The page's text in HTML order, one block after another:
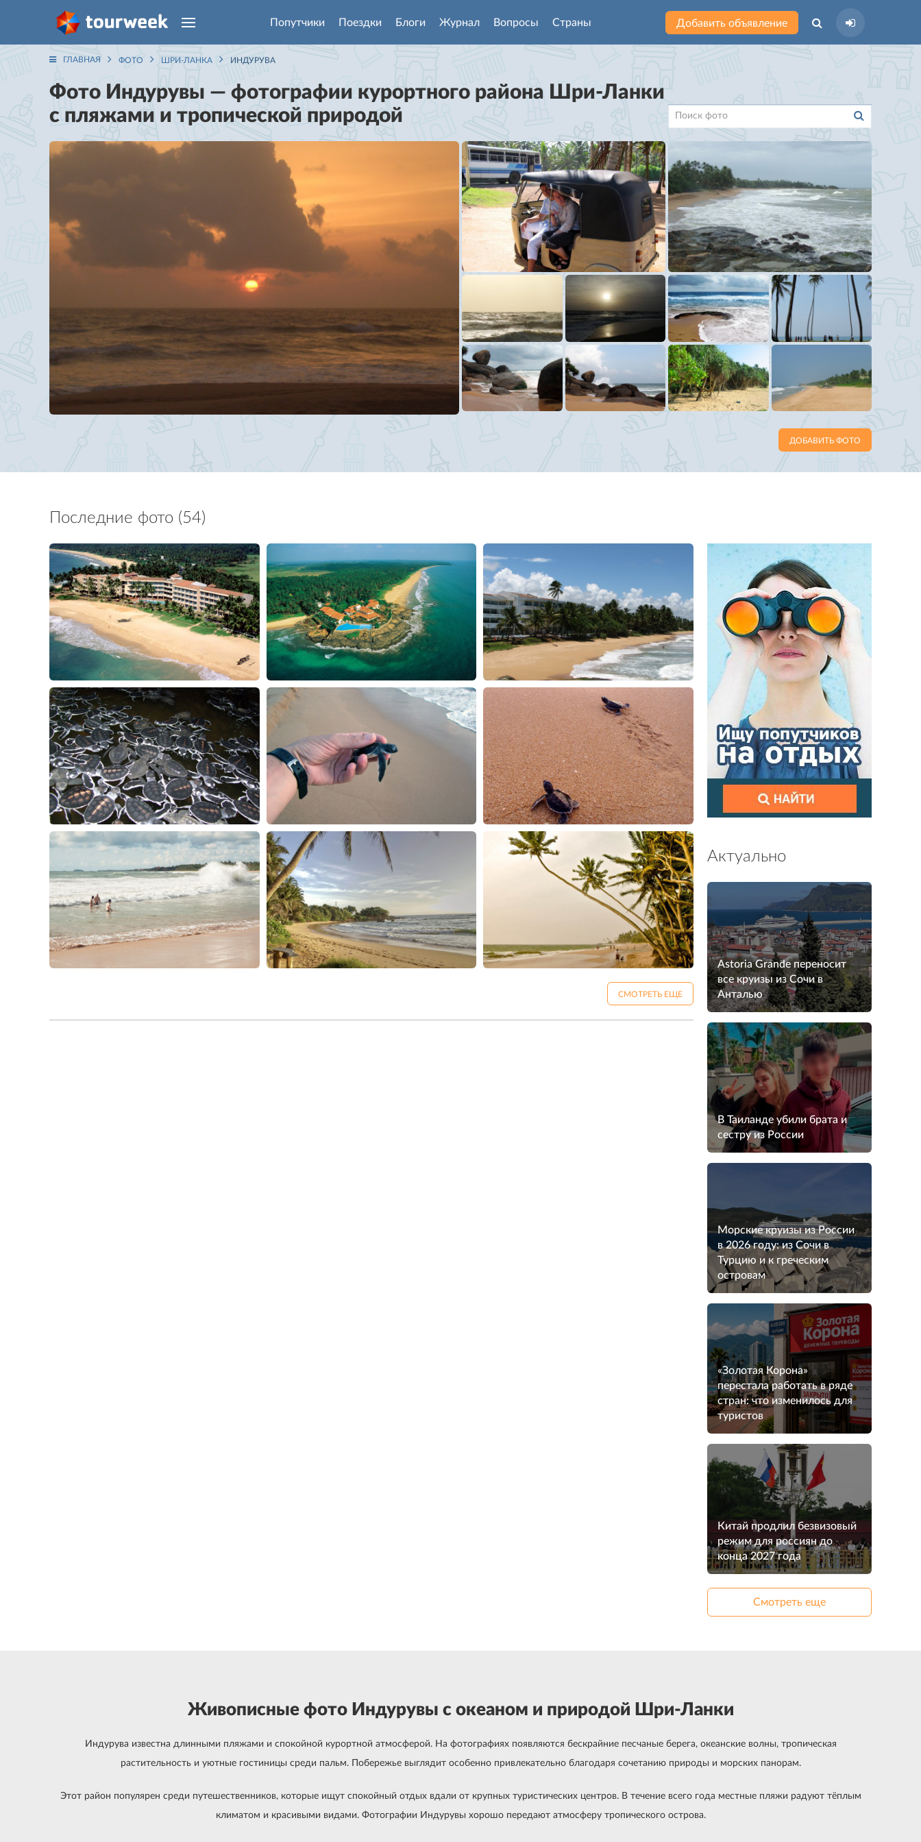
Попутчики Поездки Блоги Журнал Вопросы Страны Добавить объявление
ГЛАВНАЯ ФОТО ШРИ-ЛАНКА ИНДУРУВА
Фото Индурувы — фотографии курортного района Шри-Ланки
с пляжами и тропической природой
ДОБАВИТЬ ФОТО
Последние фото (54)
СМОТРЕТЬ ЕЩЕ
Актуально
Astoria Grande переносит
все круизы из Сочи в
Анталью
В Таиланде убили брата и
сестру из России
Морские круизы из России
в 2026 году: из Сочи в
Турцию и к греческим
островам
«Золотая Корона»
перестала работать в ряде
стран: что изменилось для
туристов
Китай продлил безвизовый
режим для россиян до
конца 2027 года
Смотреть еще
Живописные фото Индурувы с океаном и природой Шри-Ланки
Индурува известна длинными пляжами и спокойной курортной атмосферой. На фотографиях появляются бескрайние песчаные берега, океанские волны, тропическая
растительность и уютные гостиницы среди пальм. Побережье выглядит особенно привлекательно благодаря сочетанию природы и морских панорам.
Этот район популярен среди путешественников, которые ищут спокойный отдых вдали от крупных туристических центров. В течение всего года местные пляжи радуют тёплым
климатом и красивыми видами. Фотографии Индурувы хорошо передают атмосферу тропического острова.